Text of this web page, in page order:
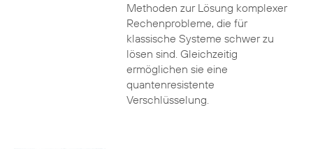
Methoden zur Lösung komplexer
Rechenprobleme, die für
klassische Systeme schwer zu
lösen sind. Gleichzeitig
ermöglichen sie eine
quantenresistente
Verschlüsselung.